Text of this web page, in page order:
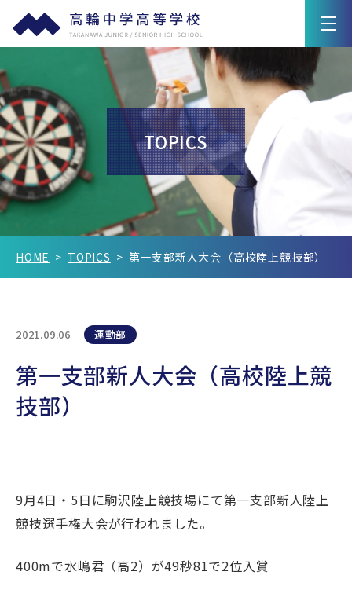
教育の特色
高輪ライフ
入試情報
在校生保護者の方へ
TOPICS
お問い合わせ
個人情報保護方針
TOPICS
HOME TOPICS 第一支部新人大会（高校陸上競技部）
2021.09.06 運動部
第一支部新人大会（高校陸上競
技部）
9月4日・5日に駒沢陸上競技場にて第一支部新人陸上
競技選手権大会が行われました。
400mで水嶋君（高2）が49秒81で2位入賞